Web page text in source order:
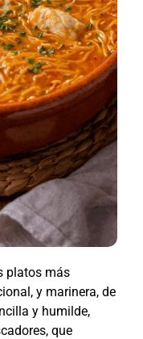
platos más
y marinera, de
y humilde,
que